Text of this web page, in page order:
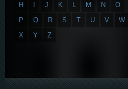
H
I J K L M N
O
P
Q R S T U V
W
X
Y Z